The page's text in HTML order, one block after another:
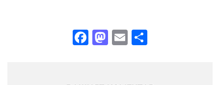
Facebook
Mastodon
Email